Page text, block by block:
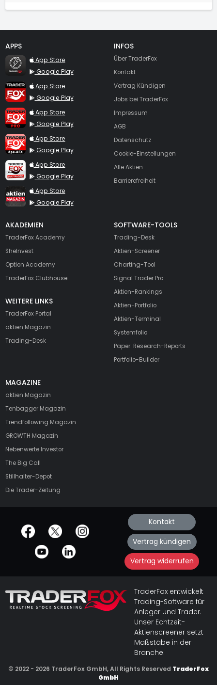
APPS
TraderFox Flash
App Store
Google Play
TraderFox App
App Store
Google Play
TraderFox Pro
App Store
Google Play
TraderFox dpa-AFX ProFeed
App Store
Google Play
TraderFox Live Trading
App Store
Google Play
TraderFox aktien Magazin
App Store
Google Play
INFOS
Über TraderFox
Kontakt
Vertrag Kündigen
Jobs bei TraderFox
Impressum
AGB
Datenschutz
Cookie-Einstellungen
Alle Aktien
Barrierefreiheit
AKADEMIEN
TraderFox Academy
SheInvest
Option Academy
TraderFox Clubhouse
WEITERE LINKS
TraderFox Portal
aktien Magazin
Trading-Desk
SOFTWARE-TOOLS
Trading-Desk
Aktien-Screener
Charting-Tool
Signal Trader Pro
Aktien-Rankings
Aktien-Portfolio
Aktien-Terminal
Systemfolio
Paper: Research-Reports
Portfolio-Builder
MAGAZINE
aktien Magazin
Tenbagger Magazin
Trendfollowing Magazin
GROWTH Magazin
Nebenwerte Investor
The Big Call
Stillhalter-Depot
Die Trader-Zeitung
offizielle Social Media-Accounts Kontakt
Vertrag kündigen
Vertrag widerrufen
TraderFox entwickelt
Trading-Software für
Anleger und Trader.
Unser Echtzeit-
Aktienscreener setzt
Maßstäbe in der
Branche.
© 2022 - 2026 TraderFox GmbH, All Rights Reserved TraderFox
GmbH